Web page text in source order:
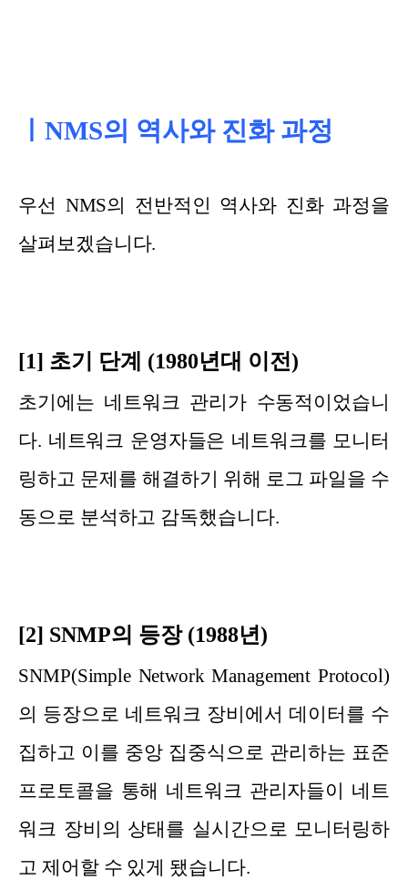
ㅣNMS의 역사와 진화 과정
우선 NMS의 전반적인 역사와 진화 과정을
살펴보겠습니다.
[1] 초기 단계 (1980년대 이전)
초기에는 네트워크 관리가 수동적이었습니
다. 네트워크 운영자들은 네트워크를 모니터
링하고 문제를 해결하기 위해 로그 파일을 수
동으로 분석하고 감독했습니다.
[2] SNMP의 등장 (1988년)
SNMP(Simple Network Management Protocol)
의 등장으로 네트워크 장비에서 데이터를 수
집하고 이를 중앙 집중식으로 관리하는 표준
프로토콜을 통해 네트워크 관리자들이 네트
워크 장비의 상태를 실시간으로 모니터링하
고 제어할 수 있게 됐습니다.